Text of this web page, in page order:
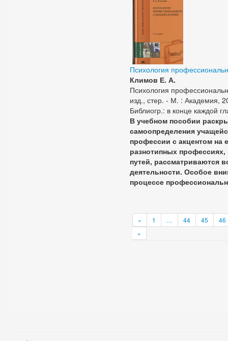
Психология
Климов Е. А.
Психология
изд., стер. - М. : Академия,
Библиогр.: в конце каждой
В учебном пособии
самоопределения
профессии с акцентом на
разнотипных
путей, рассматриваются
деятельности. Особое
процессе
« 1 … 44 45
46
»